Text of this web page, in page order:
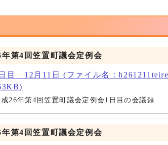
年第4回笠置町議会定例会
目 12月11日 (ファイル名：
成26年第4回笠置町議会定例会1日目の会議録
年第4回笠置町議会定例会